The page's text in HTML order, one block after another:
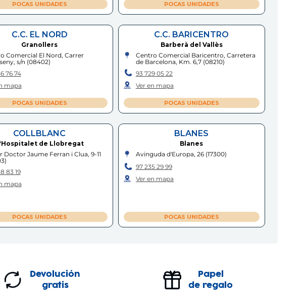
POCAS UNIDADES POCAS UNIDADES
C.C. EL NORD
Granollers
Comercial El Nord, Carrer
s/n (08402)
76 74
mapa
POCAS UNIDADES
C.C. BARICENTRO
Barberà del Vallès
Centro Comercial Baricentro, Carretera
de Barcelona, Km. 6,7(08210)
93 729 05 22
Ver en mapa
POCAS UNIDADES
COLLBLANC
de Llobregat
Doctor Jaume Ferran i Clua, 9-11
)
83 19
mapa
POCAS UNIDADES
BLANES
Blanes
Avinguda d'Europa, 26(17300)
97 235 29 99
Ver en mapa
POCAS UNIDADES
Industrial les Comes, Carrer de
3(08700 )
15 98
93 421 38 91
Devolución
gratis
Papel
de regalo